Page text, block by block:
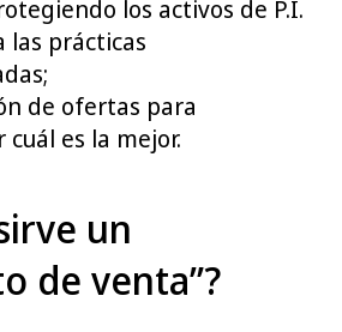
los activos de P.I.
las prácticas
de ofertas para
es la mejor.
un
de venta”?